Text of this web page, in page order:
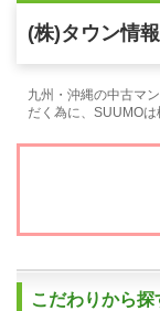
(株)タウン情
九州・沖縄の中古マ
だく為に、SUUMO
こだわりから探